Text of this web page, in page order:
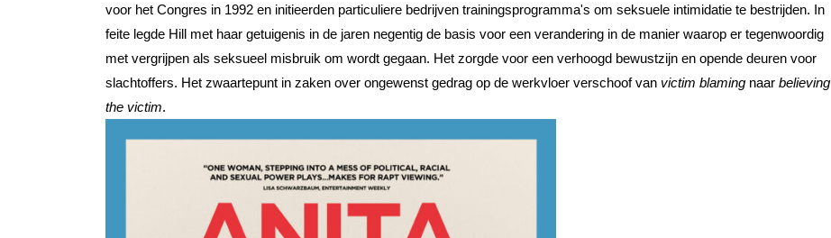
voor het Congres in 1992 en initieerden particuliere bedrijven trainingsprogramma's om seksuele intimidatie te bestrijden. In
feite legde Hill met haar getuigenis in de jaren negentig de basis voor een verandering in de manier waarop er tegenwoordig
met vergrijpen als seksueel misbruik om wordt gegaan. Het zorgde voor een verhoogd bewustzijn en opende deuren voor
slachtoffers. Het zwaartepunt in zaken over ongewenst gedrag op de werkvloer verschoof van victim blaming naar believing
the victim.